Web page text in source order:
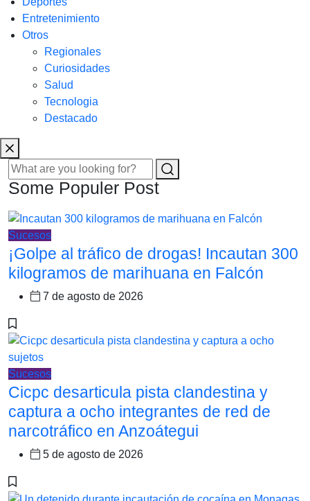
Entretenimiento
Otros
Regionales
Curiosidades
Salud
Tecnologia
Destacado
Some Populer Post
Sucesos
¡Golpe al tráfico de drogas! Incautan 300
kilogramos de marihuana en Falcón
7 de agosto de 2026
Sucesos
Cicpc desarticula pista clandestina y
captura a ocho integrantes de red de
narcotráfico en Anzoátegui
5 de agosto de 2026